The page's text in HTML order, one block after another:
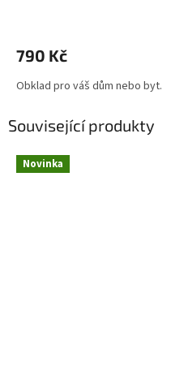
Související produkty
Novinka
790 Kč
Obklad pro váš dům nebo byt.